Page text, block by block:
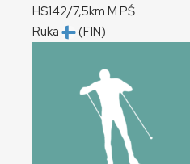
HS142/7,5km M PŚ
Ruka
(FIN)